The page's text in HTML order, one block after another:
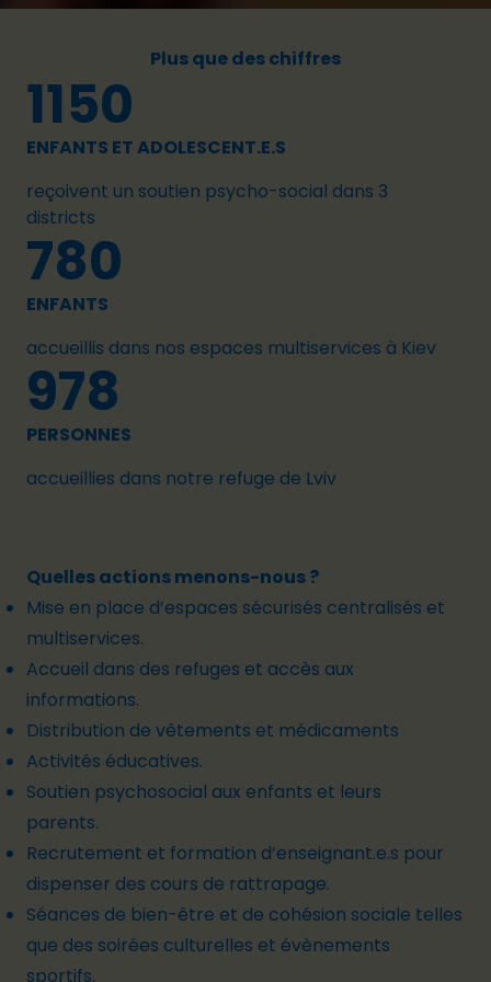
Plus que des chiffres
1150
ENFANTS ET ADOLESCENT.E.S
reçoivent un soutien psycho-social dans 3
districts
780
ENFANTS
accueillis dans nos espaces multiservices à Kiev
978
PERSONNES
accueillies dans notre refuge de Lviv
Quelles actions menons-nous ?
Mise en place d’espaces sécurisés centralisés et
multiservices.
Accueil dans des refuges et accès aux
informations.
Distribution de vêtements et médicaments
Activités éducatives.
Soutien psychosocial aux enfants et leurs
parents.
Recrutement et formation d’enseignant.e.s pour
dispenser des cours de rattrapage.
Séances de bien-être et de cohésion sociale telles
que des soirées culturelles et évènements
sportifs.